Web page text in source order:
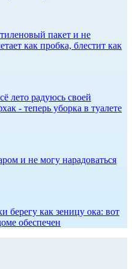
пакет и не
как пробка, блестит как
лето радуюсь своей
- теперь уборка в туалете
и не могу нарадоваться
берегу как зеницу ока: вот
обеспечен